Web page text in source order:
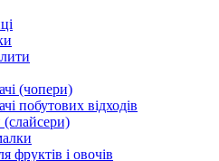
(чопери)
побутових відходів
(слайсери)
фруктів і овочів